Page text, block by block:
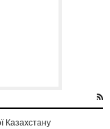
Казахстану